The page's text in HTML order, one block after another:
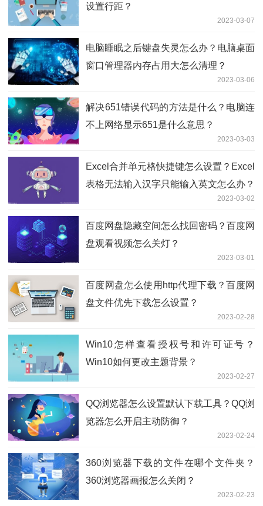
设置行距？
2023-03-07
电脑睡眠之后键盘失灵怎么办？电脑桌面
窗口管理器内存占用大怎么清理？
2023-03-06
解决651错误代码的方法是什么？电脑连
不上网络显示651是什么意思？
2023-03-03
Excel合并单元格快捷键怎么设置？Excel
表格无法输入汉字只能输入英文怎么办？
2023-03-02
百度网盘隐藏空间怎么找回密码？百度网
盘观看视频怎么关灯？
2023-03-01
百度网盘怎么使用http代理下载？百度网
盘文件优先下载怎么设置？
2023-02-28
Win10怎样查看授权号和许可证号？
Win10如何更改主题背景？
2023-02-27
QQ浏览器怎么设置默认下载工具？QQ浏
览器怎么开启主动防御？
2023-02-24
360浏览器下载的文件在哪个文件夹？
360浏览器画报怎么关闭？
2023-02-23